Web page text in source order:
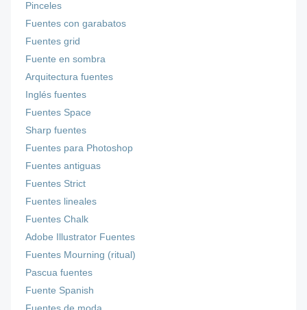
Pinceles
Fuentes con garabatos
Fuentes grid
Fuente en sombra
Arquitectura fuentes
Inglés fuentes
Fuentes Space
Sharp fuentes
Fuentes para Photoshop
Fuentes antiguas
Fuentes Strict
Fuentes lineales
Fuentes Chalk
Adobe Illustrator Fuentes
Fuentes Mourning (ritual)
Pascua fuentes
Fuente Spanish